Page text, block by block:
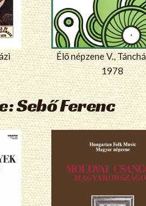
Élő népzene V.,
1978
Sebő Ferenc